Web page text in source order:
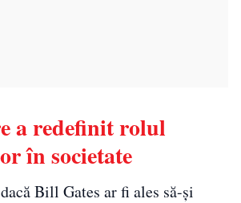
a redefinit rolul
în societate
Bill Gates ar fi ales să-și